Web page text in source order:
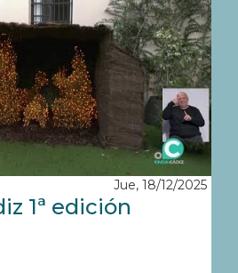
Jue, 18/12/2025
1ª edición